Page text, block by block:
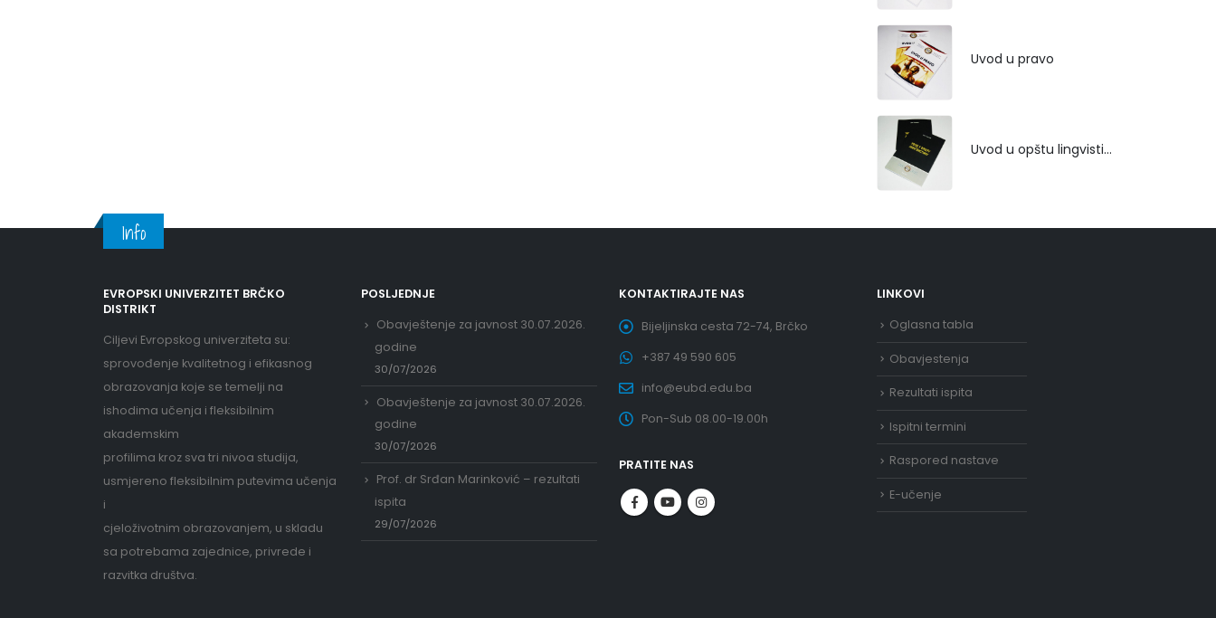
Uvod u pravo
Uvod u opštu lingvistiku
Info
EVROPSKI UNIVERZITET BRČKO
DISTRIKT
Ciljevi Evropskog univerziteta su:
sprovođenje kvalitetnog i efikasnog
obrazovanja koje se temelji na
ishodima učenja i fleksibilnim
akademskim
profilima kroz sva tri nivoa studija,
usmjereno fleksibilnim putevima učenja
i
cjeloživotnim obrazovanjem, u skladu
sa potrebama zajednice, privrede i
razvitka društva.
POSLJEDNJE
Obavještenje za javnost 30.07.2026.
godine
30/07/2026
Obavještenje za javnost 30.07.2026.
godine
30/07/2026
Prof. dr Srđan Marinković – rezultati
ispita
29/07/2026
KONTAKTIRAJTE NAS
Bijeljinska cesta 72-74, Brčko
+387 49 590 605
info@eubd.edu.ba
Pon-Sub 08.00-19.00h
PRATITE NAS
LINKOVI
Oglasna tabla
Obavjestenja
Rezultati ispita
Ispitni termini
Raspored nastave
E-učenje